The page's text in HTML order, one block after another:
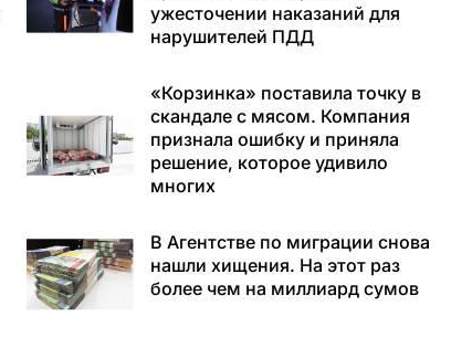
ужесточении наказаний для
нарушителей ПДД
«Корзинка» поставила точку в
скандале с мясом. Компания
признала ошибку и приняла
решение, которое удивило
многих
В Агентстве по миграции снова
нашли хищения. На этот раз
более чем на миллиард сумов